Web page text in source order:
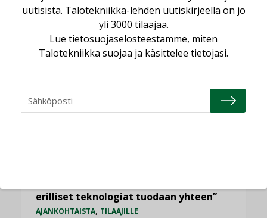
Datakeskusurakointi on tekniikkalaji
Jarno Hacklin Cervin yrityskaupasta:
”Asiakkaat hakevat kumppaneita, jotka
erilliset teknologiat tuodaan yhteen”
AJANKOHTAISTA, TILAAJILLE
uutisista. Talotekniikka-lehden uutiskirjeellä on jo
yli 3000 tilaajaa.
Lue tietosuojaselosteestamme, miten
Talotekniikka suojaa ja käsittelee tietojasi.